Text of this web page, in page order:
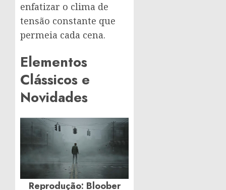
enfatizar o clima de
tensão constante que
permeia cada cena.
Elementos
Clássicos e
Novidades
Reprodução: Bloober